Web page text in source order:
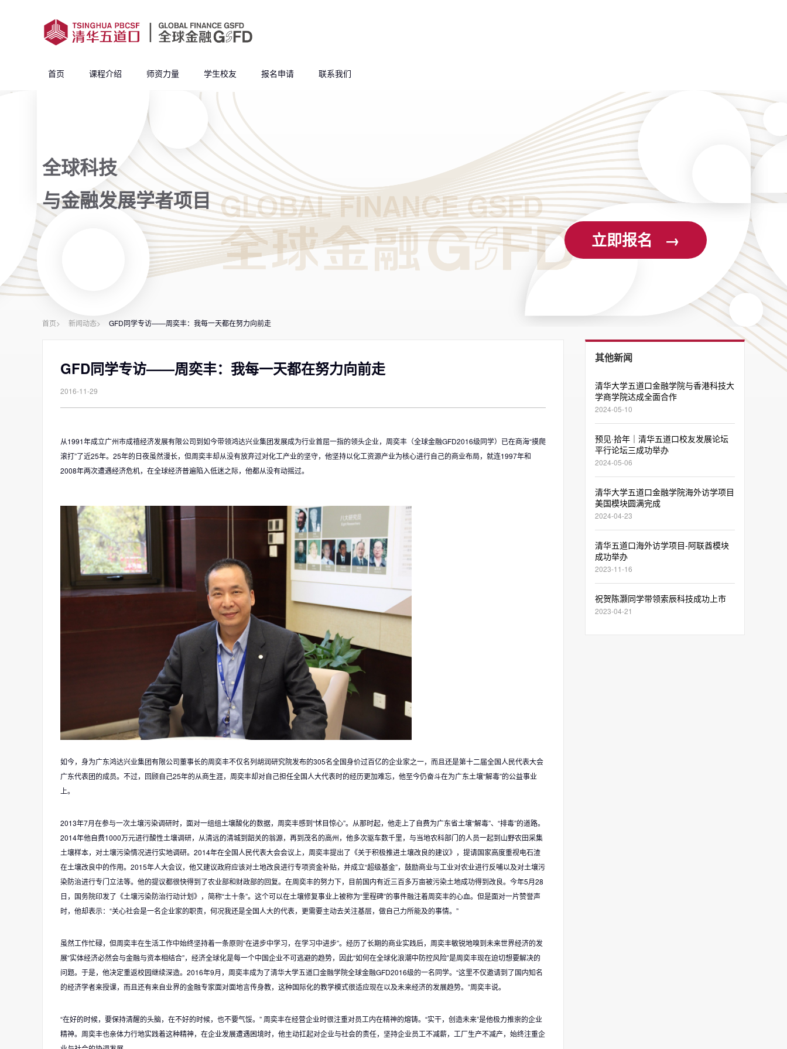
首页 课程介绍 师资力量 学生校友 报名申请 联系我们
全球科技
与金融发展学者项目
立即报名 →
首页> 新闻动态> GFD同学专访——周奕丰：我每一天都在努力向前走
GFD同学专访——周奕丰：我每一天都在努力向前走
2016-11-29
从1991年成立广州市成禧经济发展有限公司到如今带领鸿达兴业集团发展成为行业首屈一指的领头企业，周奕丰（全球金融GFD2016级同学）已在商海“摸爬
滚打”了近25年。25年的日夜虽然漫长，但周奕丰却从没有放弃过对化工产业的坚守，他坚持以化工资源产业为核心进行自己的商业布局，就连1997年和
2008年两次遭遇经济危机，在全球经济普遍陷入低迷之际，他都从没有动摇过。
如今，身为广东鸿达兴业集团有限公司董事长的周奕丰不仅名列胡润研究院发布的305名全国身价过百亿的企业家之一，而且还是第十二届全国人民代表大会
广东代表团的成员。不过，回顾自己25年的从商生涯，周奕丰却对自己担任全国人大代表时的经历更加难忘，他至今仍奋斗在为广东土壤“解毒”的公益事业
上。
2013年7月在参与一次土壤污染调研时，面对一组组土壤酸化的数据，周奕丰感到“怵目惊心”。从那时起，他走上了自费为广东省土壤“解毒”、“排毒”的道路。
2014年他自费1000万元进行酸性土壤调研，从清远的清城到韶关的翁源，再到茂名的高州，他多次驱车数千里，与当地农科部门的人员一起到山野农田采集
土壤样本，对土壤污染情况进行实地调研。2014年在全国人民代表大会会议上，周奕丰提出了《关于积极推进土壤改良的建议》，提请国家高度重视电石渣
在土壤改良中的作用。2015年人大会议，他又建议政府应该对土地改良进行专项资金补贴，并成立“超级基金”，鼓励商业与工业对农业进行反哺以及对土壤污
染防治进行专门立法等。他的提议都很快得到了农业部和财政部的回复。在周奕丰的努力下，目前国内有近三百多万亩被污染土地成功得到改良。今年5月28
日，国务院印发了《土壤污染防治行动计划》，简称“土十条”。这个可以在土壤修复事业上被称为“里程碑”的事件融注着周奕丰的心血。但是面对一片赞誉声
时，他却表示：“关心社会是一名企业家的职责，何况我还是全国人大的代表，更需要主动去关注基层，做自己力所能及的事情。”
虽然工作忙碌，但周奕丰在生活工作中始终坚持着一条原则“在进步中学习，在学习中进步”。经历了长期的商业实践后，周奕丰敏锐地嗅到未来世界经济的发
展“实体经济必然会与金融与资本相结合”，经济全球化是每一个中国企业不可逃避的趋势，因此“如何在全球化浪潮中防控风险”是周奕丰现在迫切想要解决的
问题。于是，他决定重返校园继续深造。2016年9月，周奕丰成为了清华大学五道口金融学院全球金融GFD2016级的一名同学。“这里不仅邀请到了国内知名
的经济学者来授课，而且还有来自业界的金融专家面对面地言传身教，这种国际化的教学模式很适应现在以及未来经济的发展趋势。”周奕丰说。
“在好的时候，要保持清醒的头脑，在不好的时候，也不要气馁。” 周奕丰在经营企业时很注重对员工内在精神的熔铸。“实干，创造未来”是他极力推崇的企业
精神。周奕丰也亲体力行地实践着这种精神，在企业发展遭遇困境时，他主动扛起对企业与社会的责任，坚持企业员工不减薪，工厂生产不减产，始终注重企
其他新闻
清华大学五道口金融学院与香港科技大
学商学院达成全面合作
2024-05-10
预见·拾年｜清华五道口校友发展论坛
平行论坛三成功举办
2024-05-06
清华大学五道口金融学院海外访学项目
美国模块圆满完成
2024-04-23
清华五道口海外访学项目-阿联酋模块
成功举办
2023-11-16
祝贺陈灏同学带领索辰科技成功上市
2023-04-21